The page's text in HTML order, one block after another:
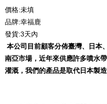
價格:未填
品牌:幸福鹿
發貨:3天內
本公司 目前顧客分佈臺灣、日本
南亞市場，近年來供應許多噴水
灌溉，我們的產品是取代日本製